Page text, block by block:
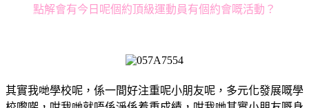
點解會有今日呢個約頂級運動員有個約會嘅活動？
其實我哋學校呢，係一間好注重呢小朋友呢，多元化發展嘅學